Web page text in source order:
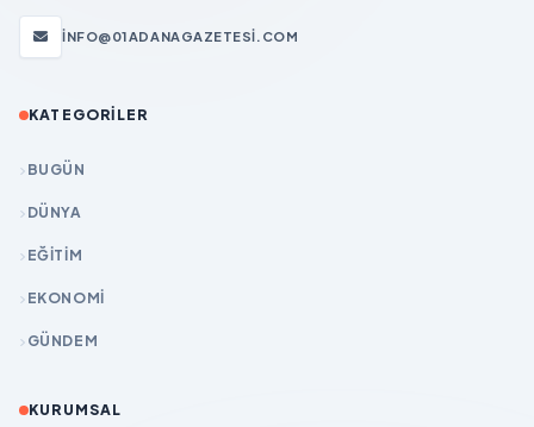
INFO@01ADANAGAZETESI.COM
KATEGORILER
BUGÜN
DÜNYA
EĞİTİM
EKONOMİ
GÜNDEM
KURUMSAL